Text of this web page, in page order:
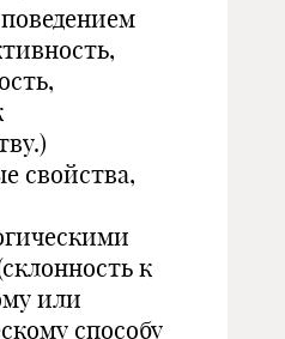
свойства,
к
или
способу